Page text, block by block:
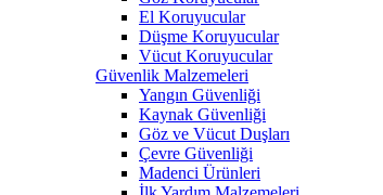
El Koruyucular
Düşme Koruyucular
Vücut Koruyucular
Güvenlik Malzemeleri
Yangın Güvenliği
Kaynak Güvenliği
Göz ve Vücut Duşları
Çevre Güvenliği
Madenci Ürünleri